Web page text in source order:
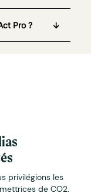
Pro ?
privilégions les
de CO2.